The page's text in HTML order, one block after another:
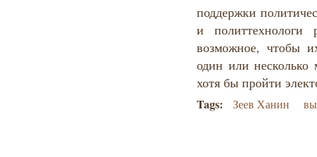
поддержки
и политтехнологи
возможное, чтобы
один или
хотя бы пройти
Tags: Зеев Ханин